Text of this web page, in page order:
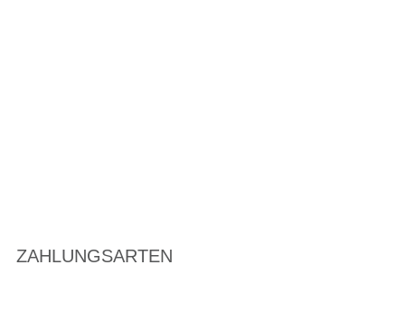
ZAHLUNGSARTEN